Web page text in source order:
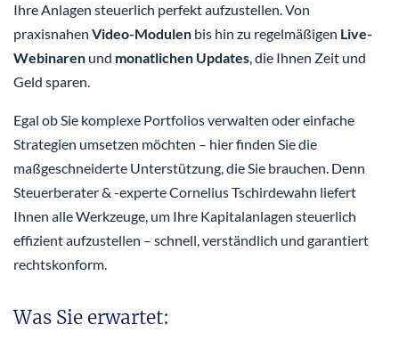
Ihre Anlagen steuerlich perfekt aufzustellen. Von
praxisnahen Video-Modulen bis hin zu regelmäßigen Live-
Webinaren und monatlichen Updates, die Ihnen Zeit und
Geld sparen.
Egal ob Sie komplexe Portfolios verwalten oder einfache
Strategien umsetzen möchten – hier finden Sie die
maßgeschneiderte Unterstützung, die Sie brauchen. Denn
Steuerberater & -experte Cornelius Tschirdewahn liefert
Ihnen alle Werkzeuge, um Ihre Kapitalanlagen steuerlich
effizient aufzustellen – schnell, verständlich und garantiert
rechtskonform.
Was Sie erwartet: